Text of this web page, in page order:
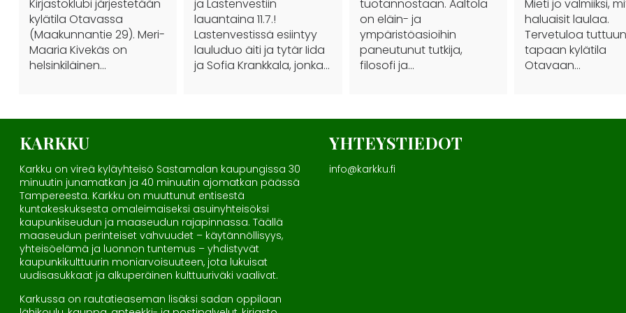
Kirjastoklubi järjestetään
kylätila Otavassa
(Maakunnantie 29). Meri-
Maaria Kivekäs on
helsinkiläinen…
ja Lastenvestiin
lauantaina 11.7.!
Lastenvestissä esiintyy
lauluduo äiti ja tytär Iida
ja Sofia Krankkala, jonka…
tuotannostaan. Aaltola
on eläin- ja
ympäristöasioihin
paneutunut tutkija,
filosofi ja…
Mieti jo valmiiksi,
haluaisit laulaa.
Tervetuloa tuttuun
tapaan kylätila
Otavaan…
KARKKU
Karkku on vireä kyläyhteisö Sastamalan kaupungissa 30
minuutin junamatkan ja 40 minuutin ajomatkan päässä
Tampereesta. Karkku on muuttunut entisestä
kuntakeskuksesta omaleimaiseksi asuinyhteisöksi
kaupunkiseudun ja maaseudun rajapinnassa. Täällä
maaseudun perinteiset vahvuudet – käytännöllisyys,
yhteisöelämä ja luonnon tuntemus – yhdistyvät
kaupunkikulttuurin moniarvoisuuteen, jota lukuisat
uudisasukkaat ja alkuperäinen kulttuuriväki vaalivat.
Karkussa on rautatieaseman lisäksi sadan oppilaan
YHTEYSTIEDOT
info@karkku.fi